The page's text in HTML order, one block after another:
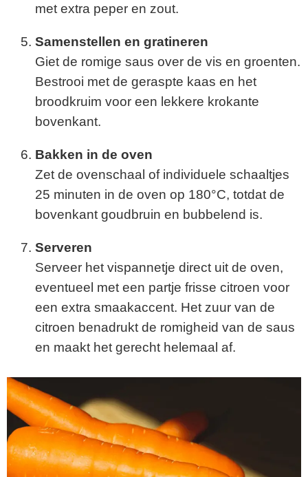
met extra peper en zout.
Samenstellen en gratineren
Giet de romige saus over de vis en groenten.
Bestrooi met de geraspte kaas en het
broodkruim voor een lekkere krokante
bovenkant.
Bakken in de oven
Zet de ovenschaal of individuele schaaltjes
25 minuten in de oven op 180°C, totdat de
bovenkant goudbruin en bubbelend is.
Serveren
Serveer het vispannetje direct uit de oven,
eventueel met een partje frisse citroen voor
een extra smaakaccent. Het zuur van de
citroen benadrukt de romigheid van de saus
en maakt het gerecht helemaal af.